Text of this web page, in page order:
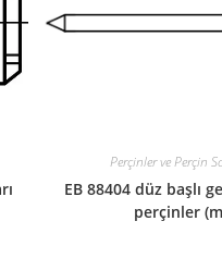
Perçinler ve Perçin
EB 88404 düz başlı
perçinler